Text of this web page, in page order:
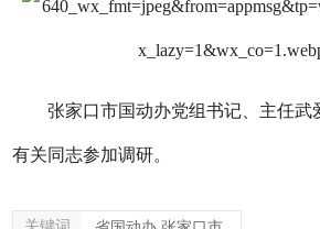
张家口市国动办党组书记、主任武
有关同志参加调研。